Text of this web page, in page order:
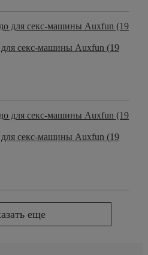
секс-машины Auxfun (19
секс-машины Auxfun (19
еще